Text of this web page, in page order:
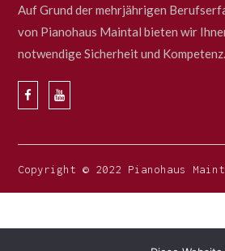
Auf Grund der mehrjährigen
von Pianohaus Maintal bieten wir
notwendige Sicherheit und Kompetenz.
Copyright © 2022 Pianohaus